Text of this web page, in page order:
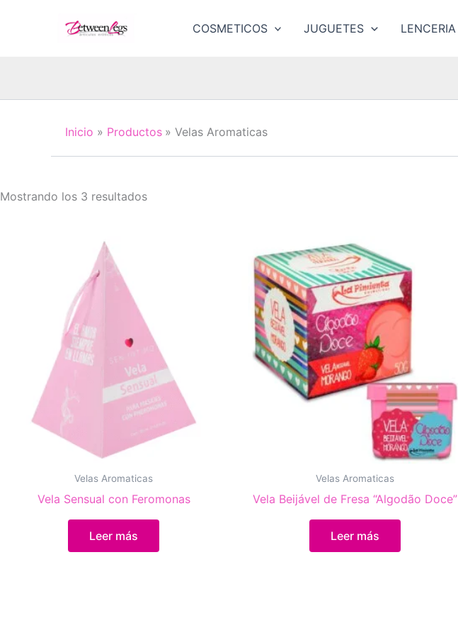
COSMETICOS JUGUETES LENCERIA
Inicio Productos Velas Aromaticas
Mostrando los 3 resultadosOrdenado
Velas Aromaticas
Vela Sensual con Feromonas
Leer más
Velas Aromaticas
Vela Beijável de Fresa “Algodão Doce”
Leer más